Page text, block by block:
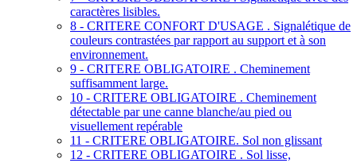
caractères lisibles.
8 - CRITERE CONFORT D'USAGE . Signalétique de
couleurs contrastées par rapport au support et à son
environnement.
9 - CRITERE OBLIGATOIRE . Cheminement
suffisamment large.
10 - CRITERE OBLIGATOIRE . Cheminement
détectable par une canne blanche/au pied ou
visuellement repérable
11 - CRITERE OBLIGATOIRE. Sol non glissant
12 - CRITERE OBLIGATOIRE . Sol lisse,